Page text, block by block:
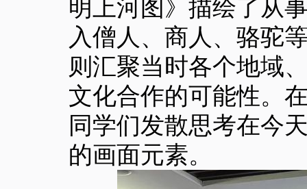
明上河图》描绘了从
入僧人、商人、骆驼
则汇聚当时各个地域
文化合作的可能性。
同学们发散思考在今
的画面元素。